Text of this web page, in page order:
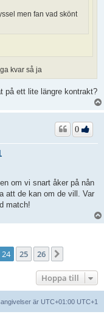
men fan vad skönt
kvar så ja
på ett lite längre kontrakt?
0
om vi snart åker på nån
att de kan om de vill. Var
match!
24 25 26
Hoppa till
är UTC+01:00 UTC+1